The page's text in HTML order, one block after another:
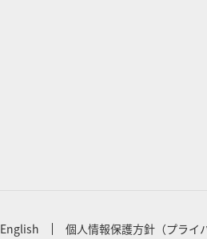
English 個人情報保護方針（プライ